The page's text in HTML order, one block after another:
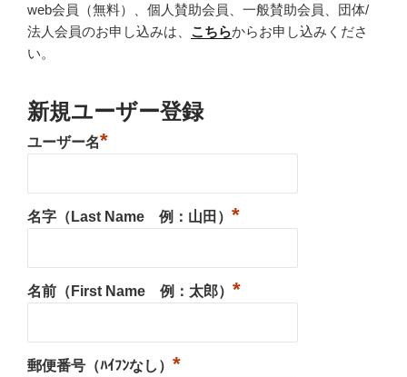
web会員（無料）、個人賛助会員、一般賛助会員、団体/
法人会員のお申し込みは、 こちらからお申し込みくださ
い。
新規ユーザー登録
ユーザー名*
名字（Last Name 例：山田） *
名前（First Name 例：太郎） *
郵便番号（ﾊｲﾌﾝなし） *